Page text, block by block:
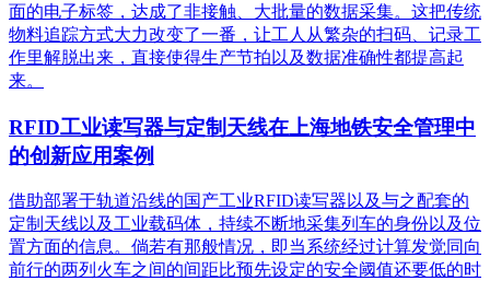
面的电子标签，达成了非接触、大批量的数据采集。这把传统
物料追踪方式大力改变了一番，让工人从繁杂的扫码、记录工
作里解脱出来，直接使得生产节拍以及数据准确性都提高起
来。
RFID工业读写器与定制天线在上海地铁安全管理中
的创新应用案例
借助部署于轨道沿线的国产工业RFID读写器以及与之配套的
定制天线以及工业载码体，持续不断地采集列车的身份以及位
置方面的信息。倘若有那般情况，即当系统经过计算发觉同向
前行的两列火车之间的间距比预先设定的安全阈值还要低的时